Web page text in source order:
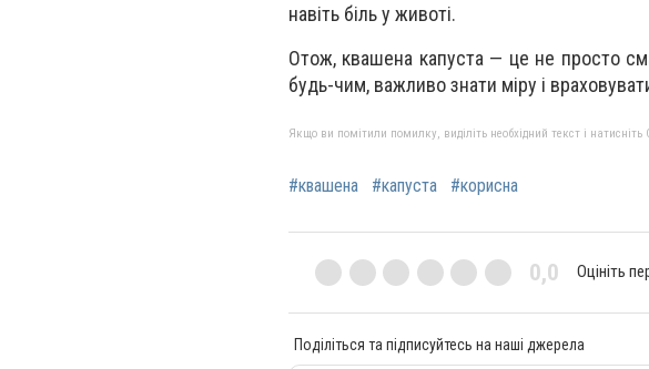
навіть біль у животі.
Отож, квашена капуста — це не просто
будь-чим, важливо знати міру і
Якщо ви помітили помилку, виділіть необхідний текст і
#квашена #капуста #корисна
0,0 Оцініть
Поділіться та підписуйтесь на наші джерела